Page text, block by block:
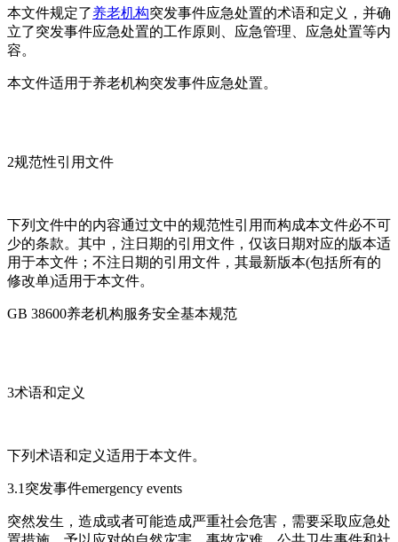
本文件规定了养老机构突发事件应急处置的术语和定义，并确
立了突发事件应急处置的工作原则、应急管理、应急处置等内
容。
本文件适用于养老机构突发事件应急处置。
2规范性引用文件
下列文件中的内容通过文中的规范性引用而构成本文件必不可
少的条款。其中，注日期的引用文件，仅该日期对应的版本适
用于本文件；不注日期的引用文件，其最新版本(包括所有的
修改单)适用于本文件。
GB 38600养老机构服务安全基本规范
3术语和定义
下列术语和定义适用于本文件。
3.1突发事件emergency events
突然发生，造成或者可能造成严重社会危害，需要采取应急处